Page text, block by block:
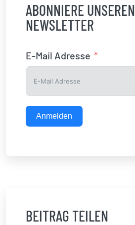
ABONNIERE UNSEREN
NEWSLETTER
E-Mail Adresse
Anmelden
BEITRAG TEILEN